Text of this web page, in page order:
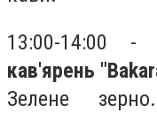
13:00-14:00 -
кав'ярень
Зелене